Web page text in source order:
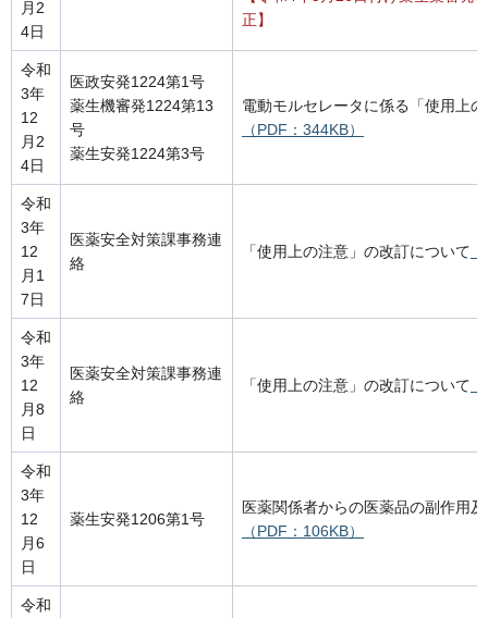
月2
4日
正】
令和
3年
12
月2
4日
医政安発1224第1号
薬生機審発1224第13
号
薬生安発1224第3号
電動モルセレータに係る「使用上
（PDF：344KB）
令和
3年
12
月1
7日
医薬安全対策課事務連
絡
「使用上の注意」の改訂について
令和
3年
12
月8
日
医薬安全対策課事務連
絡
「使用上の注意」の改訂について
令和
3年
12
月6
日
薬生安発1206第1号
医薬関係者からの医薬品の副作用
（PDF：106KB）
令和